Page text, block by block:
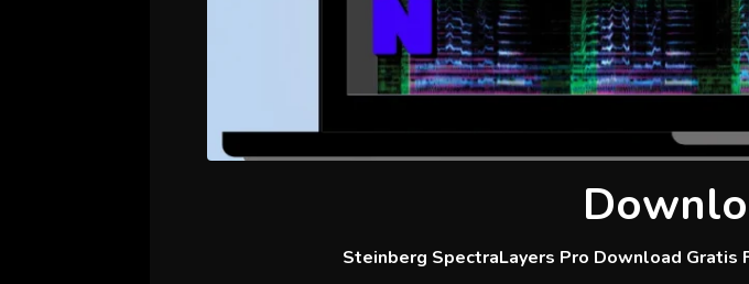
Steinberg SpectraLayers Pro Download